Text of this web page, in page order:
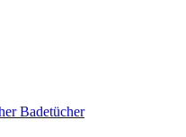
Badetücher